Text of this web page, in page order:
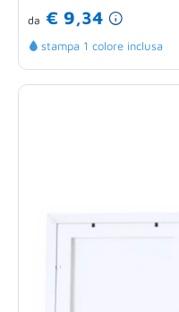
da € 9,34
stampa 1 colore inclusa